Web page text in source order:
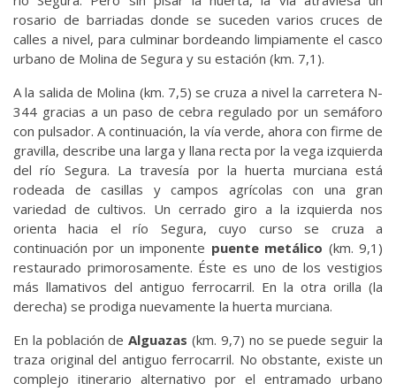
rosario de barriadas donde se suceden varios cruces de
calles a nivel, para culminar bordeando limpiamente el casco
urbano de Molina de Segura y su estación (km. 7,1).
A la salida de Molina (km. 7,5) se cruza a nivel la carretera N-
344 gracias a un paso de cebra regulado por un semáforo
con pulsador. A continuación, la vía verde, ahora con firme de
gravilla, describe una larga y llana recta por la vega izquierda
del río Segura. La travesía por la huerta murciana está
rodeada de casillas y campos agrícolas con una gran
variedad de cultivos. Un cerrado giro a la izquierda nos
orienta hacia el río Segura, cuyo curso se cruza a
continuación por un imponente puente metálico (km. 9,1)
restaurado primorosamente. Éste es uno de los vestigios
más llamativos del antiguo ferrocarril. En la otra orilla (la
derecha) se prodiga nuevamente la huerta murciana.
En la población deAlguazas(km. 9,7) no se puede seguir la
traza original del antiguo ferrocarril. No obstante, existe un
complejo itinerario alternativo por el entramado urbano